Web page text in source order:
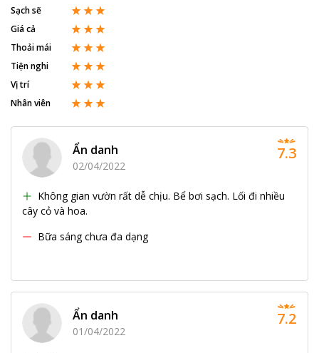
Sạch sẽ
Giá cả
Thoải mái
Tiện nghi
Vị trí
Nhân viên
Ẩn danh
02/04/2022
Không gian vườn rất dễ chịu. Bể bơi sạch. Lối đi nhiều
cây cỏ và hoa.
Bữa sáng chưa đa dạng
7.3
Ẩn danh
01/04/2022
7.2